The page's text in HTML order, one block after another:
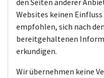
den Seiten anderer
Websites keinen
empfohlen, sich nach
bereitgehaltenen
erkundigen.
Wir übernehmen keine